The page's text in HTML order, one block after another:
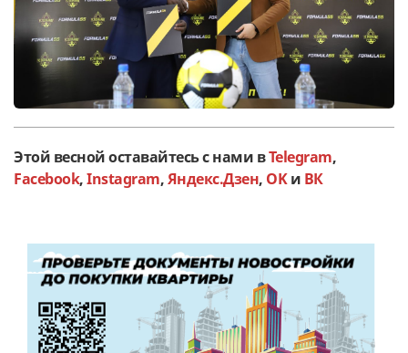
Этой весной оставайтесь с нами вTelegram,
Facebook,Instagram,Яндекс.Дзен, OKи ВК